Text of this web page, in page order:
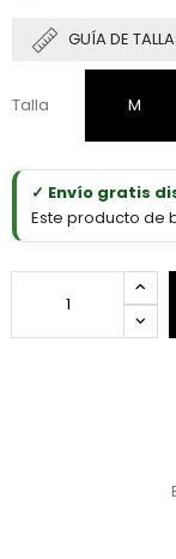
GUÍA DE
Talla M
✓ Envío gratis
Este producto de